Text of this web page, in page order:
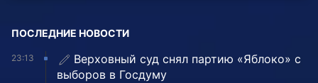
ПОСЛЕДНИЕ НОВОСТИ
23:13
Верховный суд снял партию «Яблоко» с
выборов в Госдуму